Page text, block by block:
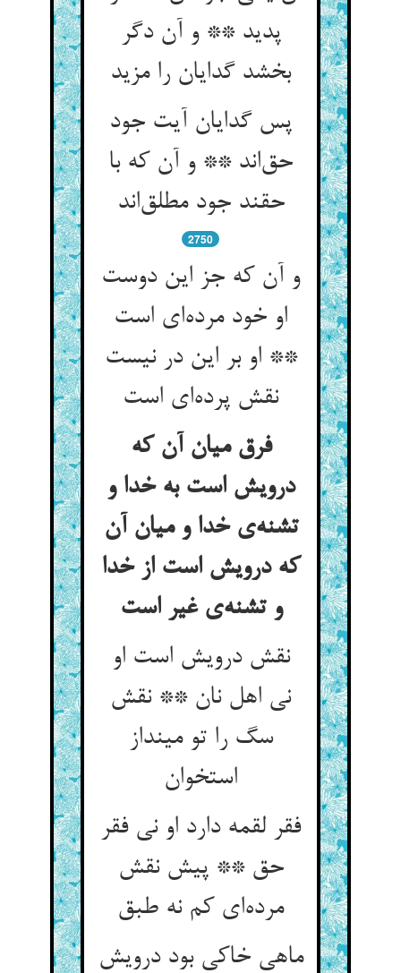
پدید ** و آن دگر
بخشد گدایان را مزید
پس گدایان آیت جود
حق‌‌اند ** و آن که با
حقند جود مطلق‌‌اند
2750
و آن که جز این دوست
او خود مرده‌‌ای است
** او بر این در نیست
فرق میان آن که
درویش است به خدا و
تشنه‌‌ی خدا و میان آن
که درویش است از خدا
و تشنه‌‌ی غیر است‌‌
نقش درویش است او
نی اهل نان ** نقش
سگ را تو مینداز
فقر لقمه دارد او نی فقر
حق ** پیش نقش
ماهی خاکی بود درویش